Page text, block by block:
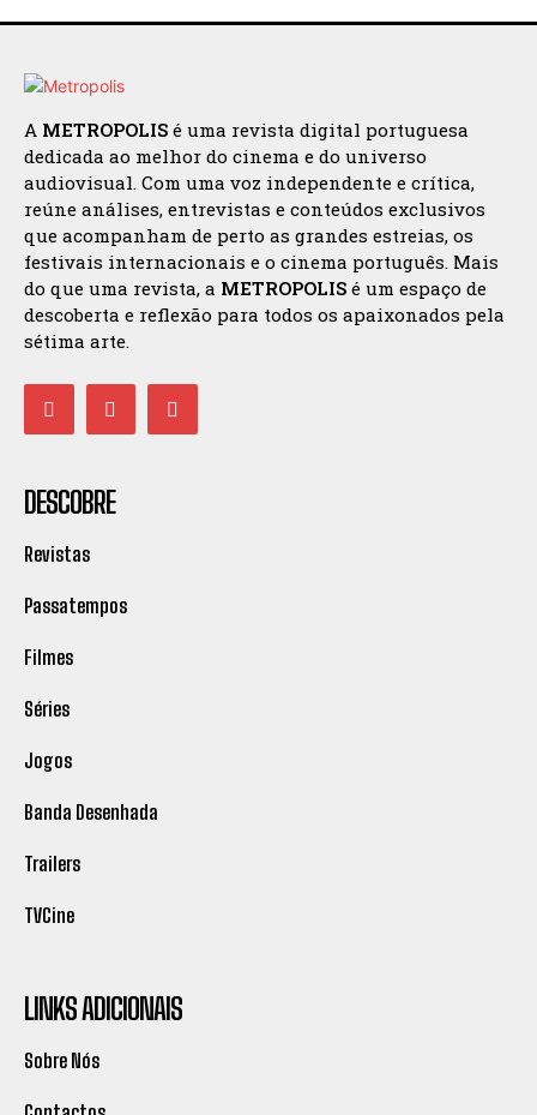
A METROPOLIS é uma revista digital portuguesa
dedicada ao melhor do cinema e do universo
audiovisual. Com uma voz independente e crítica,
reúne análises, entrevistas e conteúdos exclusivos
que acompanham de perto as grandes estreias, os
festivais internacionais e o cinema português. Mais
do que uma revista, a METROPOLIS é um espaço de
descoberta e reflexão para todos os apaixonados pela
sétima arte.
DESCOBRE
Revistas
Passatempos
Filmes
Séries
Jogos
Banda Desenhada
Trailers
TVCine
LINKS ADICIONAIS
Sobre Nós